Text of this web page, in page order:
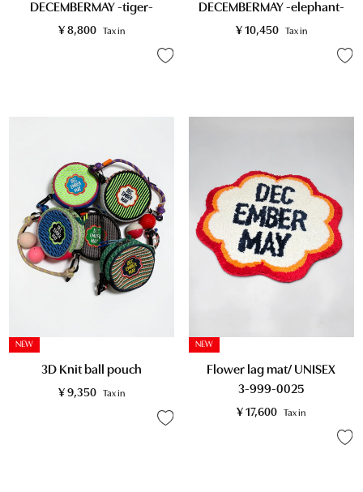
DECEMBERMAY -tiger-
¥ 8,800 Tax in
DECEMBERMAY -elephant-
¥ 10,450 Tax in
NEW
3D Knit ball pouch
¥ 9,350 Tax in
NEW
Flower lag mat/ UNISEX
3-999-0025
¥ 17,600 Tax in